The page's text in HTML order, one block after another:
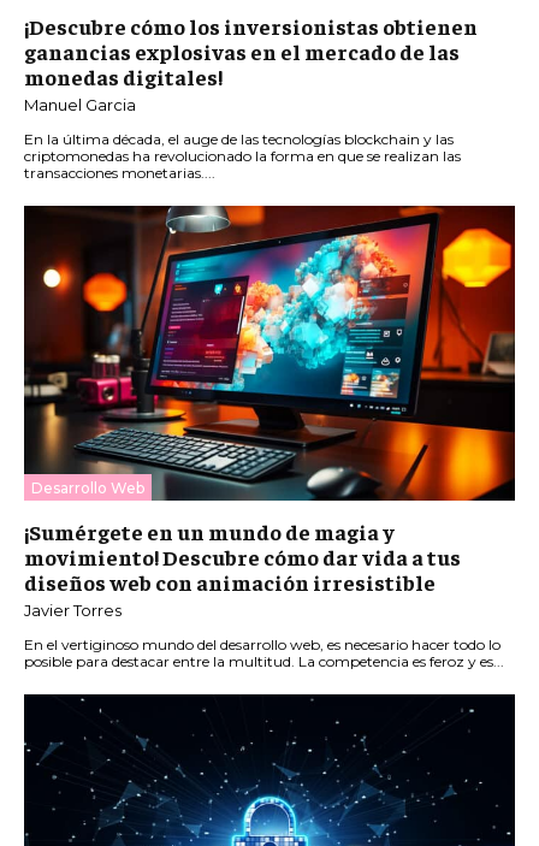
¡Descubre cómo los inversionistas obtienen
ganancias explosivas en el mercado de las
monedas digitales!
Manuel Garcia
En la última década, el auge de las tecnologías blockchain y las
criptomonedas ha revolucionado la forma en que se realizan las
transacciones monetarias....
Desarrollo Web
¡Sumérgete en un mundo de magia y
movimiento! Descubre cómo dar vida a tus
diseños web con animación irresistible
Javier Torres
En el vertiginoso mundo del desarrollo web, es necesario hacer todo lo
posible para destacar entre la multitud. La competencia es feroz y es...